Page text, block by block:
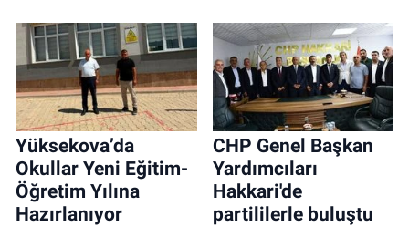
Yüksekova’da
Okullar Yeni Eğitim-
Öğretim Yılına
Hazırlanıyor
CHP Genel Başkan
Yardımcıları
Hakkari'de
partililerle buluştu